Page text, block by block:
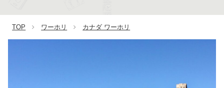
TOP ワーホリ カナダ ワーホリ